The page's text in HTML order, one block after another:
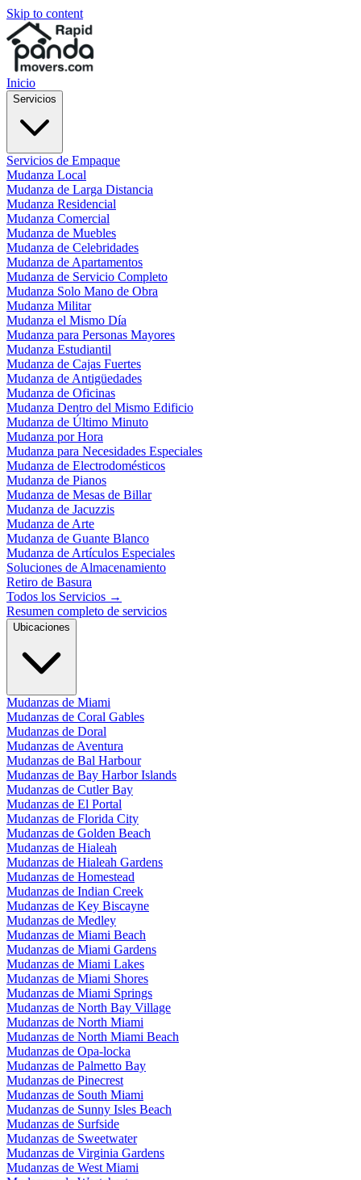
Skip to content
Inicio
Servicios
Servicios de Empaque
Mudanza Local
Mudanza de Larga Distancia
Mudanza Residencial
Mudanza Comercial
Mudanza de Muebles
Mudanza de Celebridades
Mudanza de Apartamentos
Mudanza de Servicio Completo
Mudanza Solo Mano de Obra
Mudanza Militar
Mudanza el Mismo Día
Mudanza para Personas Mayores
Mudanza Estudiantil
Mudanza de Cajas Fuertes
Mudanza de Antigüedades
Mudanza de Oficinas
Mudanza Dentro del Mismo Edificio
Mudanza de Último Minuto
Mudanza por Hora
Mudanza para Necesidades Especiales
Mudanza de Electrodomésticos
Mudanza de Pianos
Mudanza de Mesas de Billar
Mudanza de Jacuzzis
Mudanza de Arte
Mudanza de Guante Blanco
Mudanza de Artículos Especiales
Soluciones de Almacenamiento
Retiro de Basura
Todos los Servicios →
Resumen completo de servicios
Ubicaciones
Mudanzas de Miami
Mudanzas de Coral Gables
Mudanzas de Doral
Mudanzas de Aventura
Mudanzas de Bal Harbour
Mudanzas de Bay Harbor Islands
Mudanzas de Cutler Bay
Mudanzas de El Portal
Mudanzas de Florida City
Mudanzas de Golden Beach
Mudanzas de Hialeah
Mudanzas de Hialeah Gardens
Mudanzas de Homestead
Mudanzas de Indian Creek
Mudanzas de Key Biscayne
Mudanzas de Medley
Mudanzas de Miami Beach
Mudanzas de Miami Gardens
Mudanzas de Miami Lakes
Mudanzas de Miami Shores
Mudanzas de Miami Springs
Mudanzas de North Bay Village
Mudanzas de North Miami
Mudanzas de North Miami Beach
Mudanzas de Opa-locka
Mudanzas de Palmetto Bay
Mudanzas de Pinecrest
Mudanzas de South Miami
Mudanzas de Sunny Isles Beach
Mudanzas de Surfside
Mudanzas de Sweetwater
Mudanzas de Virginia Gardens
Mudanzas de West Miami